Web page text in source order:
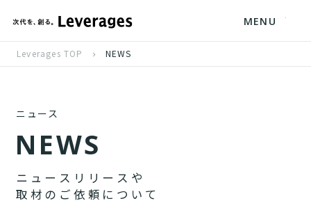
MENU
Leverages TOP NEWS
ニュース
NEWS
ニ ュ ー ス リ リ ー ス や
取 材 の ご 依 頼 に つ い て